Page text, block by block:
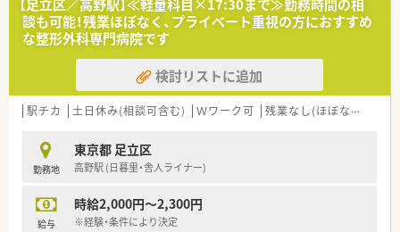
≪業務内容≫
■入院患者様の調剤、監査、服薬指導
■医薬品管理、医薬品情報管理
■各種委員会活動
【足立区／高野駅】≪軽量科目×17:30まで≫勤務時間の相
談も可能！残業ほぼなく、プライベート重視の方におすすめ
な整形外科専門病院です
検討リストに追加
駅チカ 土日休み(相談可含む) Ｗワーク可 残業なし(ほぼなし含む)
勤務地
東京都 足立区
高野駅 (日暮里・舎人ライナー)
給与
時給2,000円～2,300円
※経験・条件により決定